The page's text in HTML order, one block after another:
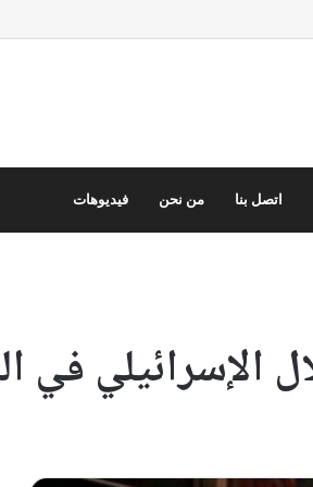
اتصل بنا من نحن فيديوهات